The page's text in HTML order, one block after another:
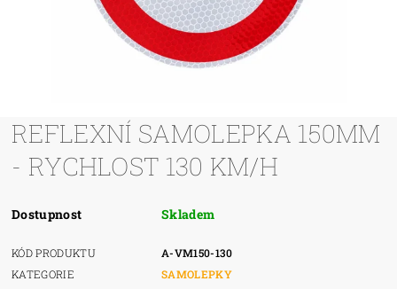
REFLEXNÍ SAMOLEPKA 150MM
- RYCHLOST 130 KM/H
Dostupnost Skladem
KÓD PRODUKTU
A-VM150-130
KATEGORIE
SAMOLEPKY